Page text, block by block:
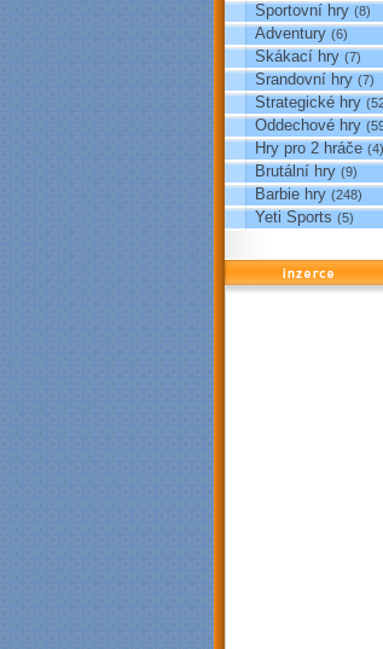
Sportovní hry (8)
Adventury (6)
Skákací hry (7)
Srandovní hry (7)
Strategické hry
Oddechové hry
Hry pro 2 hráče (4)
Brutální hry (9)
Barbie hry (248)
Yeti Sports (5)
reklama